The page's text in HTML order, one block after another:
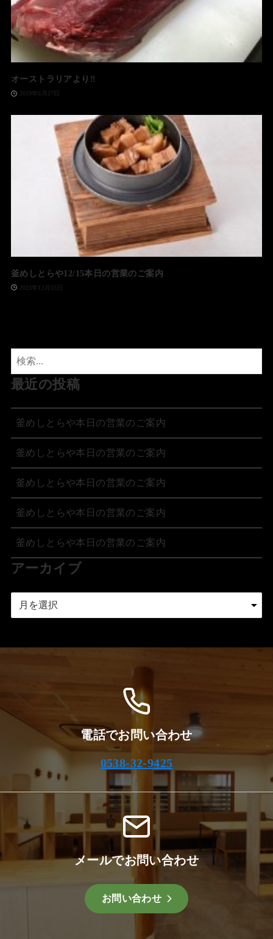
オーストラリアより‼️
2019年6月27日
釜めしとらや12/15本日の営業のご案内
2023年12月15日
最近の投稿
釜めしとらや本日の営業のご案内
釜めしとらや本日の営業のご案内
釜めしとらや本日の営業のご案内
釜めしとらや本日の営業のご案内
釜めしとらや本日の営業のご案内
アーカイブ
電話でお問い合わせ
0538-32-9425
メールでお問い合わせ
お問い合わせ